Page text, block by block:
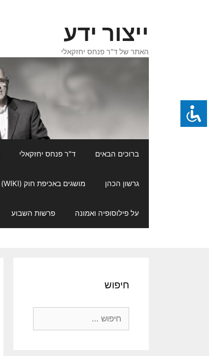
ייצור ידע
האתר של ד"ר פנחס יחזקאלי
ברוכים הבאים ד"ר פנחס יחזקאלי
גרשון הכהן מושגים באכיפת חוק (WIKI)
על פילוסופיה ואמונה פרשות השבוע
חיפוש